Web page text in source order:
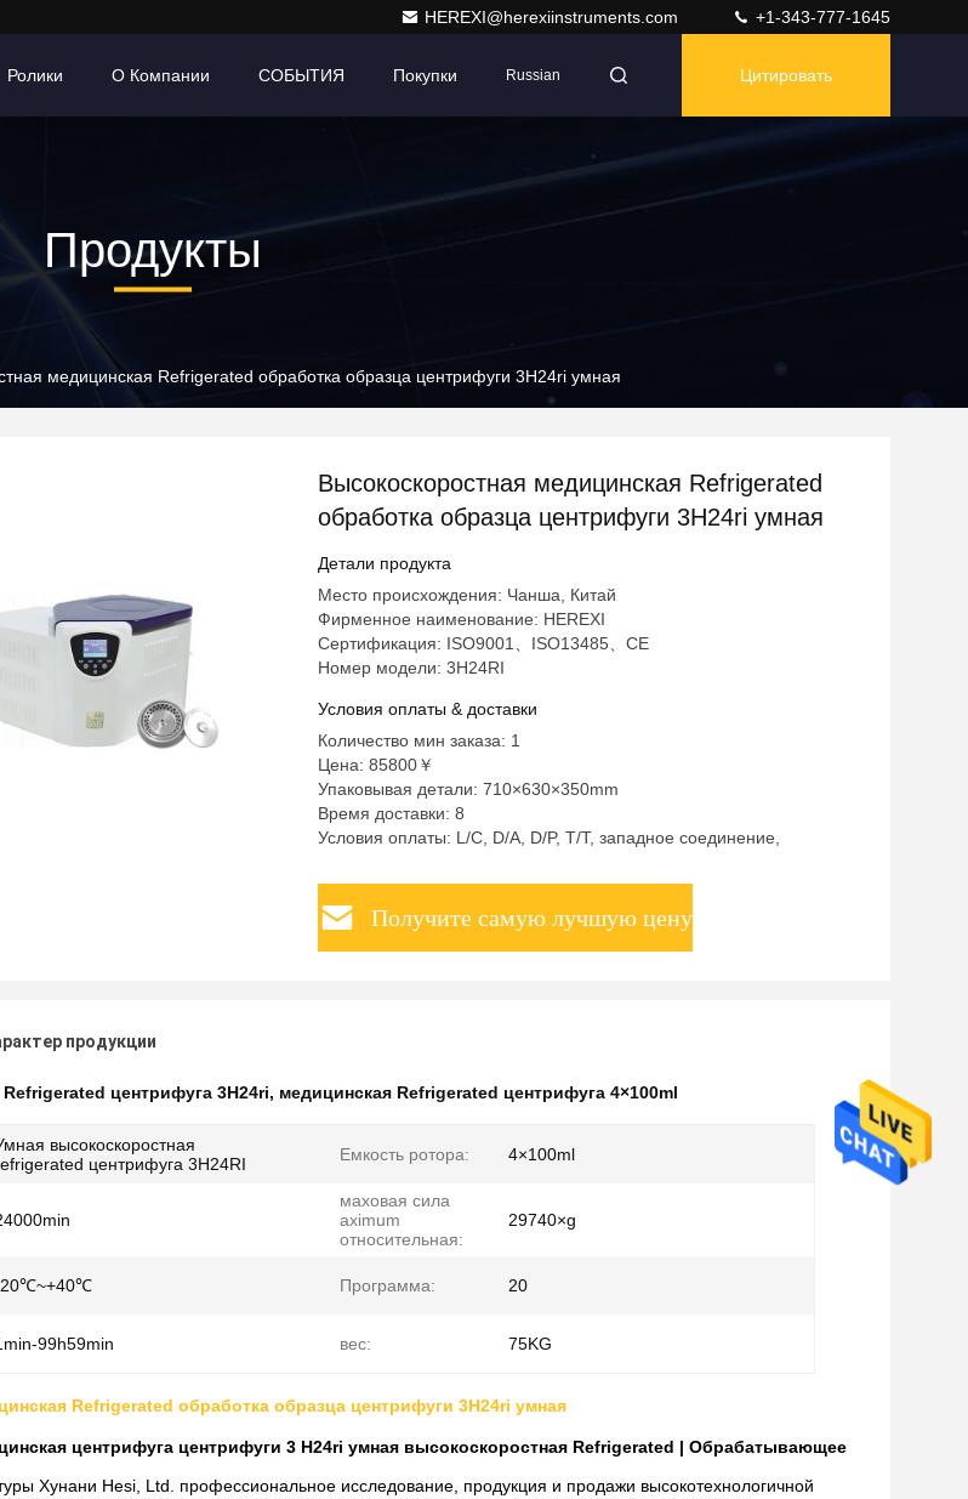
HEREXI@herexiinstruments.com +1-343-777-1645
Ролики О Компании СОБЫТИЯ Покупки Russian Цитировать
Продукты
медицинская Refrigerated обработка образца центрифуги 3H24ri умная
Высокоскоростная медицинская Refrigerated
обработка образца центрифуги 3H24ri умная
Детали продукта
Место происхождения: Чанша, Китай
Фирменное наименование: HEREXI
Сертификация: ISO9001、ISO13485、CE
Номер модели: 3H24RI
Условия оплаты & доставки
Количество мин заказа: 1
Цена: 85800￥
Упаковывая детали: 710×630×350mm
Время доставки: 8
Условия оплаты: L/C, D/A, D/P, T/T, западное соединение,
Получите самую лучшую цену
продукции
центрифуга 3H24ri, медицинская Refrigerated центрифуга 4×100ml
высокоскоростная
центрифуга 3H24RI
Емкость ротора: 4×100ml
маховая сила
aximum
относительная:
29740×g
Программа: 20
99h59min вес: 75KG
Refrigerated обработка образца центрифуги 3H24ri умная
центрифуга центрифуги 3 H24ri умная высокоскоростная Refrigerated | Обрабатывающее
Хунани Hesi, Ltd. профессиональное исследование, продукция и продажи высокотехнологичной